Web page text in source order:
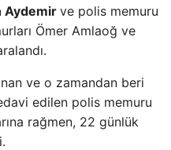
Aydemir ve polis memuru
Ömer Amlaoğ ve
ve o zamandan beri
edilen polis memuru
rağmen, 22 günlük